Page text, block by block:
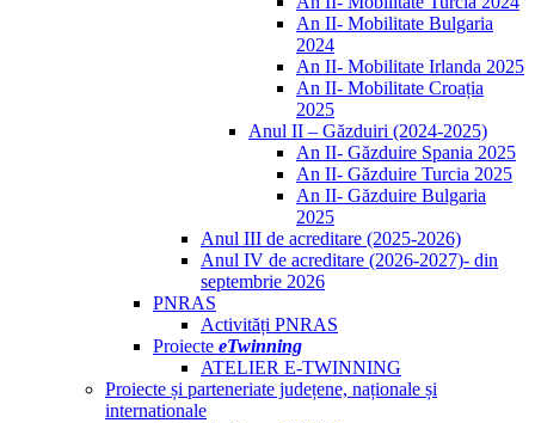
An II- Mobilitate Bulgaria
2024
An II- Mobilitate Irlanda 2025
An II- Mobilitate Croația
2025
Anul II – Găzduiri (2024-2025)
An II- Găzduire Spania 2025
An II- Găzduire Turcia 2025
An II- Găzduire Bulgaria
2025
Anul III de acreditare (2025-2026)
Anul IV de acreditare (2026-2027)- din
septembrie 2026
PNRAS
Activități PNRAS
Proiecte eTwinning
ATELIER E-TWINNING
Proiecte și parteneriate județene, naționale și
internationale